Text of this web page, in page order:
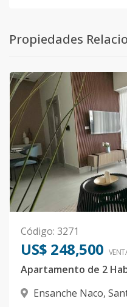
Propiedades
Código: 3271
US$ 248,500
Apartamento de 2
Ensanche Naco,